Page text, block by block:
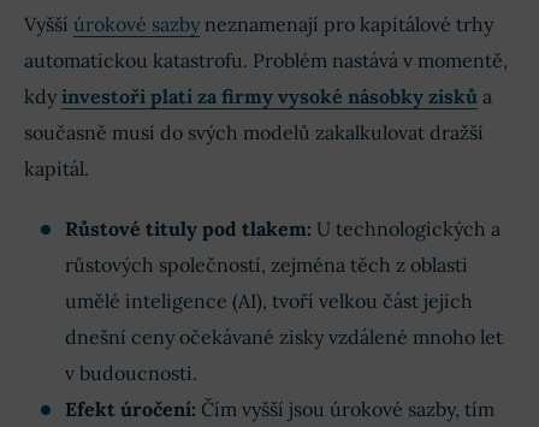
Vyšší úrokové sazby neznamenají pro kapitálové trhy
automatickou katastrofu. Problém nastává v momentě,
kdy investoři platí za firmy vysoké násobky zisků a
současně musí do svých modelů zakalkulovat dražší
kapitál.
Růstové tituly pod tlakem: U technologických a
růstových společností, zejména těch z oblasti
umělé inteligence (AI), tvoří velkou část jejich
dnešní ceny očekávané zisky vzdálené mnoho let
v budoucnosti.
Efekt úročení: Čím vyšší jsou úrokové sazby, tím